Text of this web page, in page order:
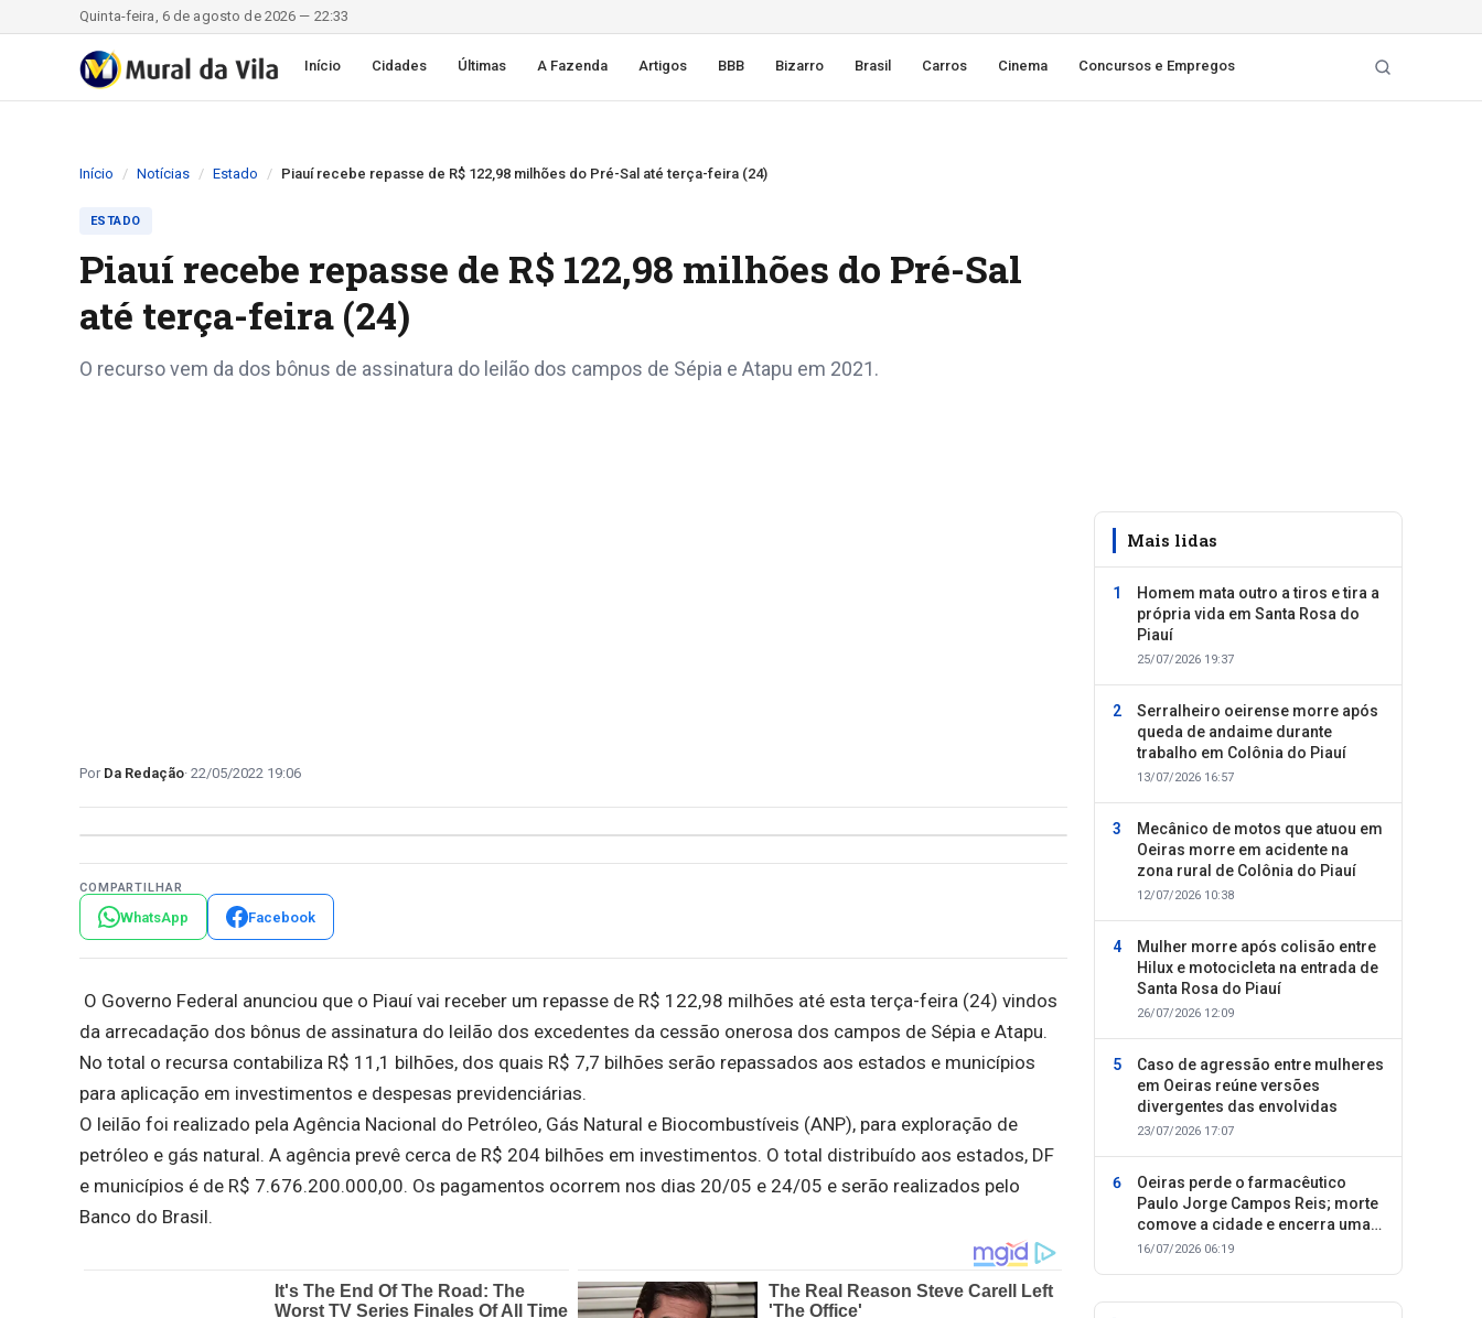
Quinta-feira, 6 de agosto de 2026 — 22:33
Início Cidades Últimas A Fazenda Artigos BBB Bizarro Brasil Carros Cinema Concursos e Empregos
Início Notícias Estado Piauí recebe repasse de R$ 122,98 milhões do Pré-Sal até terça-feira (24)
ESTADO
Piauí recebe repasse de R$ 122,98 milhões do Pré-Sal
até terça-feira (24)
O recurso vem da dos bônus de assinatura do leilão dos campos de Sépia e Atapu em 2021.
Da Redação 22/05/2022 19:06
COMPARTILHAR
WhatsApp Facebook
O Governo Federal anunciou que o Piauí vai receber um repasse de R$ 122,98 milhões até esta terça-feira (24) vindos
da arrecadação dos bônus de assinatura do leilão dos excedentes da cessão onerosa dos campos de Sépia e Atapu.
No total o recursa contabiliza R$ 11,1 bilhões, dos quais R$ 7,7 bilhões serão repassados aos estados e municípios
para aplicação em investimentos e despesas previdenciárias.
O leilão foi realizado pela Agência Nacional do Petróleo, Gás Natural e Biocombustíveis (ANP), para exploração de
petróleo e gás natural. A agência prevê cerca de R$ 204 bilhões em investimentos. O total distribuído aos estados, DF
e municípios é de R$ 7.676.200.000,00. Os pagamentos ocorrem nos dias 20/05 e 24/05 e serão realizados pelo
Banco do Brasil.
Mais lidas
Homem mata outro a tiros e tira a
própria vida em Santa Rosa do
Piauí
25/07/2026 19:37
Serralheiro oeirense morre após
queda de andaime durante
trabalho em Colônia do Piauí
13/07/2026 16:57
Mecânico de motos que atuou em
Oeiras morre em acidente na
zona rural de Colônia do Piauí
12/07/2026 10:38
Mulher morre após colisão entre
Hilux e motocicleta na entrada de
Santa Rosa do Piauí
26/07/2026 12:09
Caso de agressão entre mulheres
em Oeiras reúne versões
divergentes das envolvidas
23/07/2026 17:07
Oeiras perde o farmacêutico
Paulo Jorge Campos Reis; morte
comove a cidade e encerra uma
trajetória dedicada ao cuidado
16/07/2026 06:19